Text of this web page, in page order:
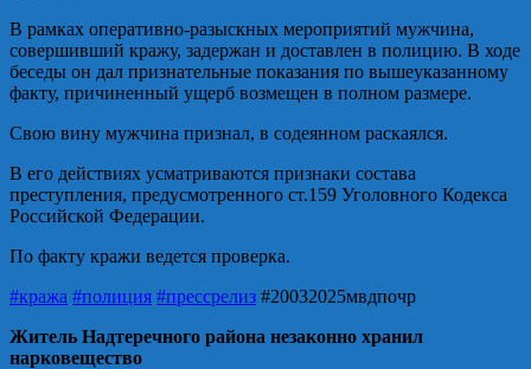
В рамках оперативно-разыскных мероприятий мужчина,
совершивший кражу, задержан и доставлен в полицию. В ходе
беседы он дал признательные показания по вышеуказанному
факту, причиненный ущерб возмещен в полном размере.
Свою вину мужчина признал, в содеянном раскаялся.
В его действиях усматриваются признаки состава
преступления, предусмотренного ст.159 Уголовного Кодекса
Российской Федерации.
По факту кражи ведется проверка.
#кража #полиция #прессрелиз #20032025мвдпочр
Житель Надтеречного района незаконно хранил
нарковещество